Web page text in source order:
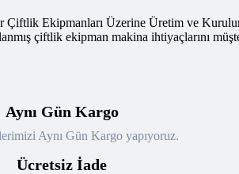
Çiftlik Ekipmanları Üzerine Üretim ve
çiftlik ekipman makina ihtiyaçlarını
Aynı Gün Kargo
Aynı Gün Kargo yapıyoruz.
Ücretsiz İade